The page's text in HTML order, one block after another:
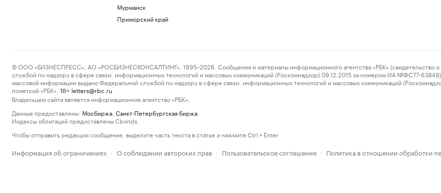
Мурманск
Приморский край
© ООО «БИЗНЕСПРЕСС», АО «РОСБИЗНЕСКОНСАЛТИНГ», 1995–2026. Сообщения и материалы информационного агентства «РБК» (свидетельство о
службой по надзору в сфере связи, информационных технологий и массовых коммуникаций (Роскомнадзор) 09.12.2015 за номером ИА №ФС77-63848)
массовой информации выдано Федеральной службой по надзору в сфере связи, информационных технологий и массовых коммуникаций
пометкой «РБК».
18+ letters@rbc.ru
Владельцем сайта является информационное агентство «РБК».
Данные предоставлены: Мосбиржа Санкт-Петербургская биржа
Индексы облигаций предоставлены Cbonds.
Чтобы отправить редакции сообщение, выделите часть текста в статье и нажмите Ctrl + Enter
Информация об ограничениях · О соблюдении авторских прав · Пользовательское соглашение · Политика в отношении обработки